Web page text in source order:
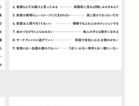
されました。（評者：雨宮処凛